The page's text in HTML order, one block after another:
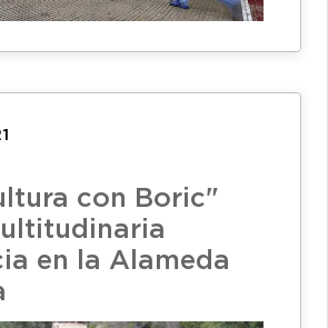
con Boric"
en la Alameda